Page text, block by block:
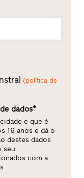
(política de
dados*
e que é
16 anos e dá o
destes dados
seu
com a